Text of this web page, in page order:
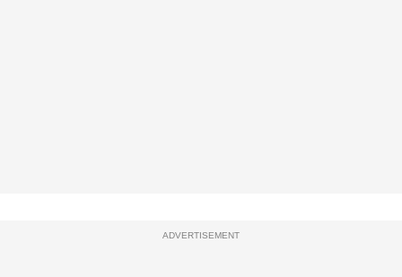
ADVERTISEMENT